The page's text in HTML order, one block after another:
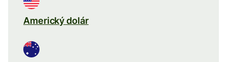
Americký dolár